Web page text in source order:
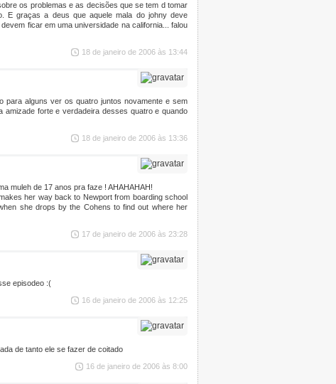
os problemas e as decisões que se tem d tomar
E graças a deus que aquele mala do johny deve
ficar em uma universidade na california... falou
18 de janeiro de 2006 às 13:44
para alguns ver os quatro juntos novamente e sem
forte e verdadeira desses quatro e quando
18 de janeiro de 2006 às 13:36
muleh de 17 anos pra faze ! AHAHAHAH!
her way back to Newport from boarding school
she drops by the Cohens to find out where her
17 de janeiro de 2006 às 23:28
episodeo :(
16 de janeiro de 2006 às 12:25
de tanto ele se fazer de coitado
16 de janeiro de 2006 às 8:00